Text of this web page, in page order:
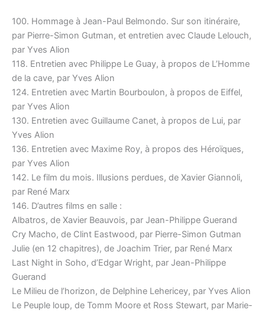
100. Hommage à Jean-Paul Belmondo. Sur son itinéraire,
par Pierre-Simon Gutman, et entretien avec Claude Lelouch,
par Yves Alion
118. Entretien avec Philippe Le Guay, à propos de L’Homme
de la cave, par Yves Alion
124. Entretien avec Martin Bourboulon, à propos de Eiffel,
par Yves Alion
130. Entretien avec Guillaume Canet, à propos de Lui, par
Yves Alion
136. Entretien avec Maxime Roy, à propos des Héroïques,
par Yves Alion
142. Le film du mois. Illusions perdues, de Xavier Giannoli,
par René Marx
146. D’autres films en salle :
Albatros, de Xavier Beauvois, par Jean-Philippe Guerand
Cry Macho, de Clint Eastwood, par Pierre-Simon Gutman
Julie (en 12 chapitres), de Joachim Trier, par René Marx
Last Night in Soho, d’Edgar Wright, par Jean-Philippe
Guerand
Le Milieu de l’horizon, de Delphine Lehericey, par Yves Alion
Le Peuple loup, de Tomm Moore et Ross Stewart, par Marie-